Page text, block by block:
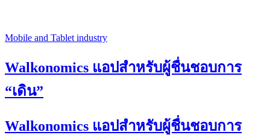
Mobile and Tablet industry
Walkonomics แอปสำหรับผู้ชื่นชอบการ
“เดิน”
Walkonomics แอปสำหรับผู้ชื่นชอบการ